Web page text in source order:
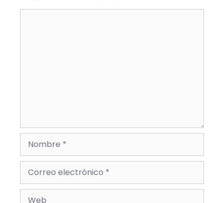
Nombre
Correo
electrónico
Web